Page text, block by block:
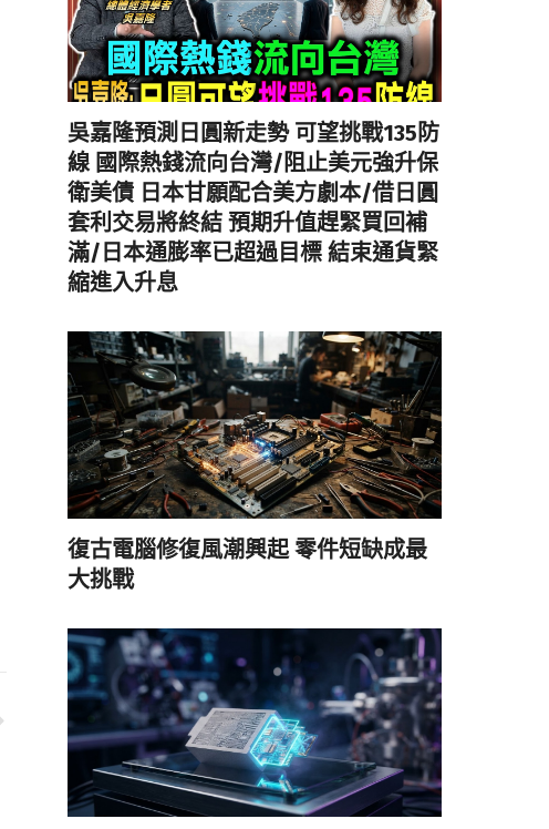
吳嘉隆預測日圓新走勢 可望挑戰135防
線 國際熱錢流向台灣/阻止美元強升保
衛美債 日本甘願配合美方劇本/借日圓
套利交易將終結 預期升值趕緊買回補
滿/日本通膨率已超過目標 結束通貨緊
縮進入升息
復古電腦修復風潮興起 零件短缺成最
大挑戰